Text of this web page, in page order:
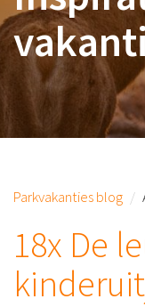
Parkvakanties blog
18x De